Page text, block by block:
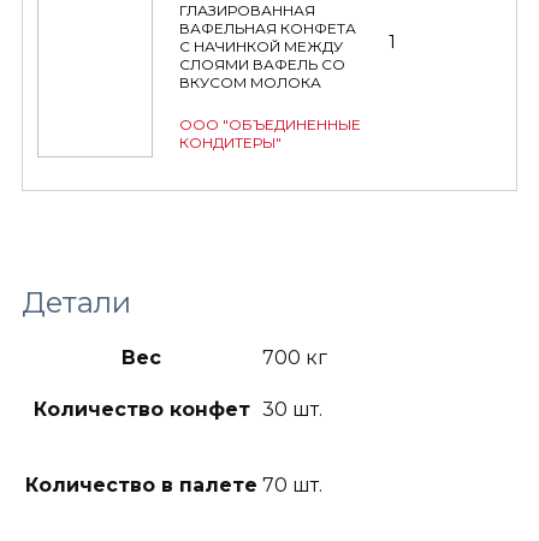
ГЛАЗИРОВАННАЯ
ВАФЕЛЬНАЯ КОНФЕТА
С НАЧИНКОЙ МЕЖДУ
СЛОЯМИ ВАФЕЛЬ СО
ВКУСОМ МОЛОКА
ООО "ОБЪЕДИНЕННЫЕ
КОНДИТЕРЫ"
1
Детали
Вес 700 кг
Количество конфет 30 шт.
Количество в палете 70 шт.